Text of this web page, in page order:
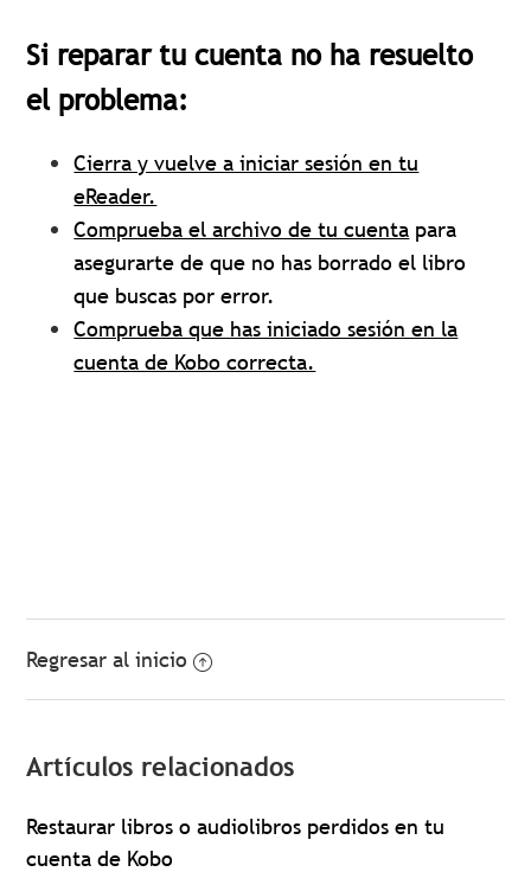
Si reparar tu cuenta no ha resuelto
el problema:
Cierra y vuelve a iniciar sesión en tu
eReader.
Comprueba el archivo de tu cuenta para
asegurarte de que no has borrado el libro
que buscas por error.
Comprueba que has iniciado sesión en la
cuenta de Kobo correcta.
Regresar al inicio
Artículos relacionados
Restaurar libros o audiolibros perdidos en tu
cuenta de Kobo